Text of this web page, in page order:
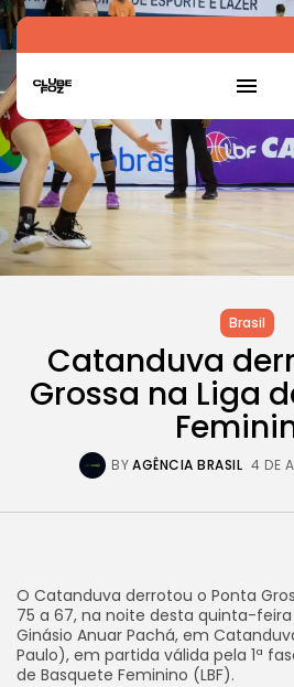
Brasil
Catanduva
Grossa na Liga
BYAGÊNCIA BRASIL 4 DE
O Catanduva derrotou o Ponta
75 a 67, na noite desta quinta-
Ginásio Anuar Pachá, em
Paulo), em partida válida pela 1ª
de Basquete Feminino (LBF).